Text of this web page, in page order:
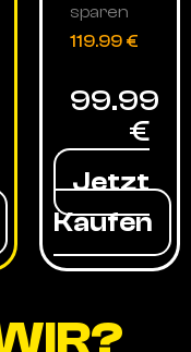
sparen
119.99 €
99.99
€
Jetzt
Kaufen